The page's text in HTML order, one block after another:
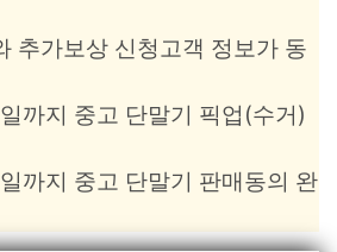
추가보상 신청고객 정보가 동
까지 중고 단말기 픽업(수거)
까지 중고 단말기 판매동의 완